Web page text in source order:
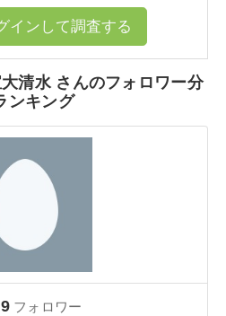
インして調査する
大清水 さんのフォロワー分
ンキング
フォロワー